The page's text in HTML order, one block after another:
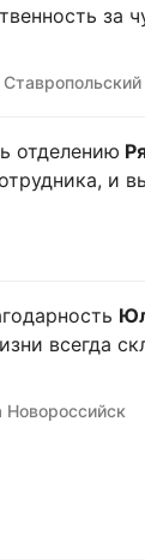
отделению
и
всегда
Новороссийск